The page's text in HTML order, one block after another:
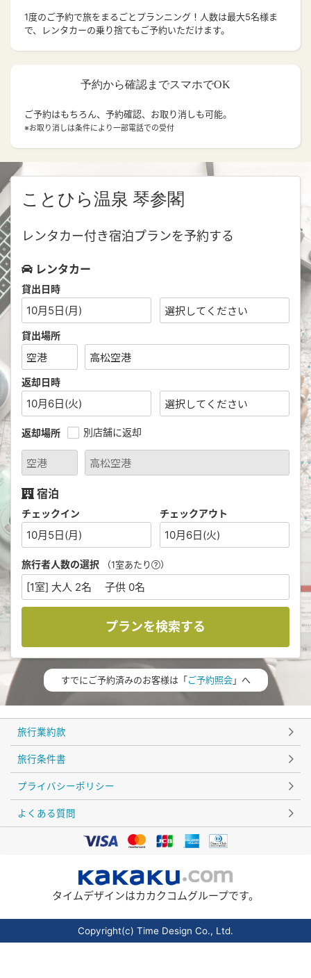
1度のご予約で旅をまるごとプランニング！人数は最大5名様ま
で、レンタカーの乗り捨てもご予約いただけます。
予約から確認までスマホでOK
ご予約はもちろん、予約確認、お取り消しも可能。
※お取り消しは条件により一部電話での受付
ことひら温泉 琴参閣
レンタカー付き宿泊プランを予約する
レンタカー
貸出日時
10月5日(月)
貸出場所
返却日時
10月6日(火)
返却場所 別店舗に返却
宿泊
チェックイン
10月5日(月)
チェックアウト
10月6日(火)
旅行者人数の選択 （1室あたり ）
[1室] 大人 2名 子供 0名
プランを検索する
すでにご予約済みのお客様は「ご予約照会」へ
旅行業約款
旅行条件書
プライバシーポリシー
よくある質問
タイムデザインはカカクコムグループです。
Copyright(c) Time Design Co., Ltd.